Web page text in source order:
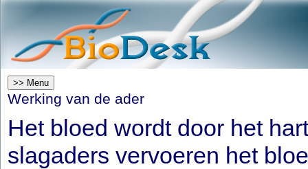
>> Menu
Werking van de ader
Het bloed wordt door het
slagaders vervoeren het